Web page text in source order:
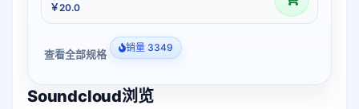
￥20.0
查看全部规格 销量 3349
Soundcloud浏览